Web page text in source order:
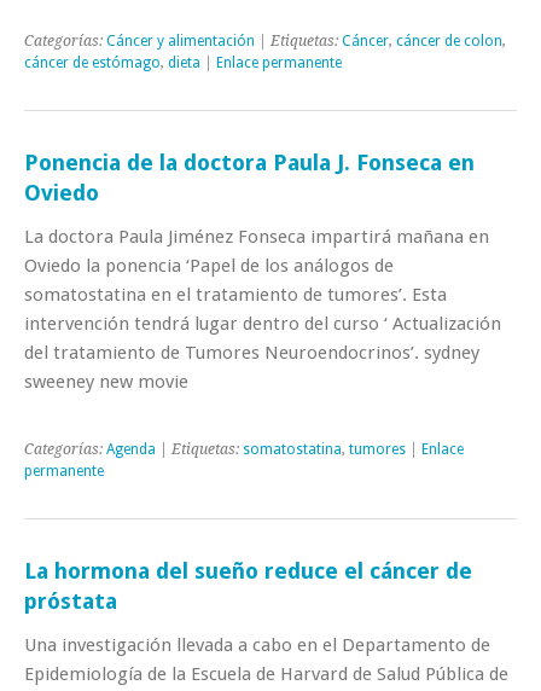
Categorías: Cáncer y alimentación | Etiquetas: Cáncer, cáncer de colon,
cáncer de estómago, dieta Enlace permanente
Ponencia de la doctora Paula J. Fonseca en
Oviedo
La doctora Paula Jiménez Fonseca impartirá mañana en
Oviedo la ponencia ‘Papel de los análogos de
somatostatina en el tratamiento de tumores’. Esta
intervención tendrá lugar dentro del curso ‘ Actualización
del tratamiento de Tumores Neuroendocrinos’. sydney
sweeney new movie
Categorías: Agenda | Etiquetas: somatostatina, tumores
Enlace
permanente
La hormona del sueño reduce el cáncer de
próstata
Una investigación llevada a cabo en el Departamento de
Epidemiología de la Escuela de Harvard de Salud Pública de